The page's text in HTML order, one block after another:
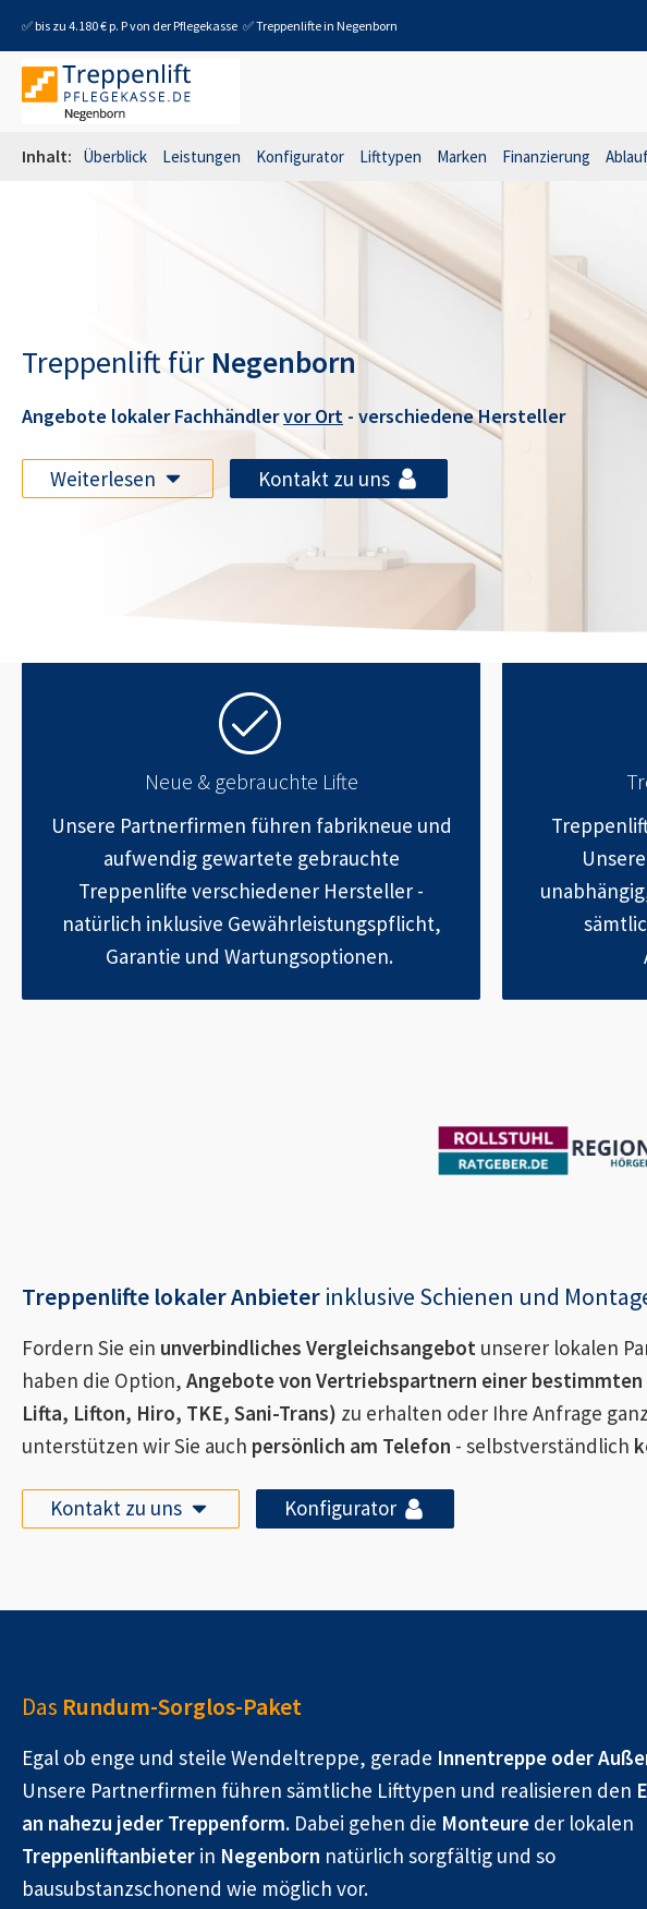
✅ bis zu 4.180 € p. P von der Pflegekasse ✅ Treppenlifte in Negenborn
Inhalt: Überblick Leistungen Konfigurator Lifttypen Marken Finanzierung
Treppenlift für Negenborn
Angebote lokaler Fachhändlervor Ort - verschiedene Hersteller
Weiterlesen Kontakt zu uns
Neue & gebrauchte Lifte
Unsere Partnerfirmen führen fabrikneue und
aufwendig gewartete gebrauchte
Treppenlifte verschiedener Hersteller -
natürlich inklusive Gewährleistungspflicht,
Garantie und Wartungsoptionen.
Treppenlifte lokaler Anbieter inklusive Schienen und
Fordern Sie ein unverbindliches Vergleichsangebot unserer lokalen
haben die Option, Angebote von Vertriebspartnern einer
Lifta, Lifton, Hiro, TKE, Sani-Trans) zu erhalten oder Ihre Anfrage
unterstützen wir Sie auch persönlich am Telefon - selbstverständlich
Kontakt zu uns Konfigurator
Das Rundum-Sorglos-Paket
Egal ob enge und steile Wendeltreppe, gerade Innentreppe oder
Unsere Partnerfirmen führen sämtliche Lifttypen und realisieren den
an nahezu jeder Treppenform. Dabei gehen die Monteure der lokalen
Treppenliftanbieter in Negenborn natürlich sorgfältig und so
bausubstanzschonend wie möglich vor.